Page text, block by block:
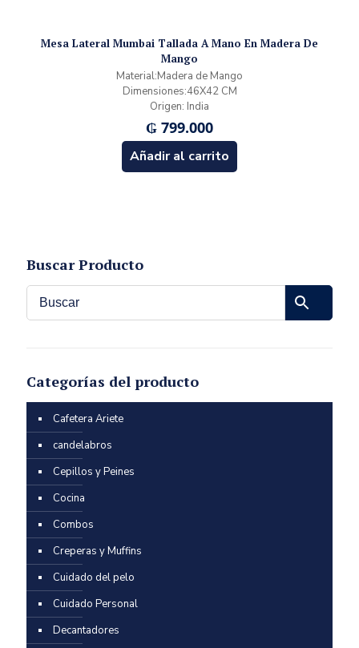
Mesa Lateral Mumbai Tallada A Mano En Madera De
Mango
Material:Madera de Mango
Dimensiones:46X42 CM
Origen: India
₲ 799.000
Añadir al carrito
Buscar Producto
Categorías del producto
Cafetera Ariete
candelabros
Cepillos y Peines
Cocina
Combos
Creperas y Muffins
Cuidado del pelo
Cuidado Personal
Decantadores